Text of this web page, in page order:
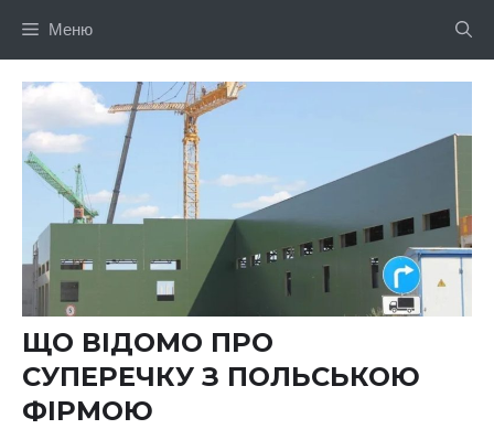
Меню
ЩО ВІДОМО ПРО
СУПЕРЕЧКУ З ПОЛЬСЬКОЮ
ФІРМОЮ